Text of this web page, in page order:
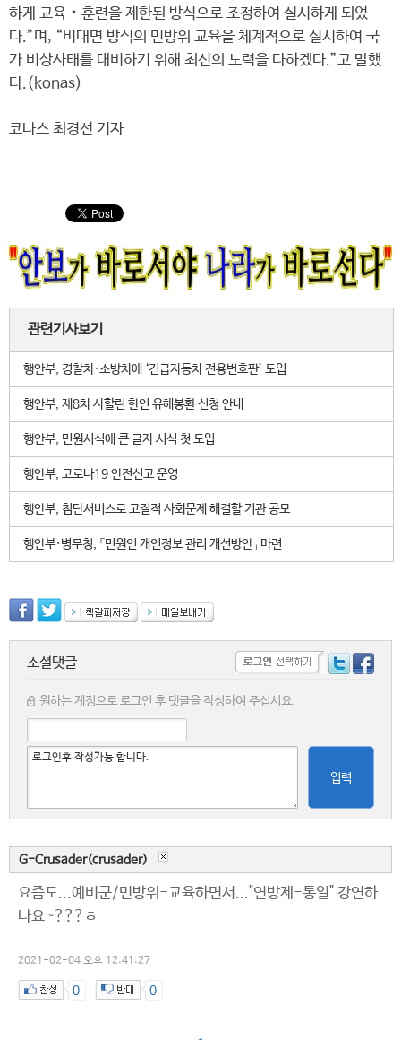
하게 교육‧훈련을 제한된 방식으로 조정하여 실시하게 되었
다.”며, “비대면 방식의 민방위 교육을 체계적으로 실시하여 국
가 비상사태를 대비하기 위해 최선의 노력을 다하겠다.”고 말했
다.(konas)
코나스 최경선 기자
관련기사보기
행안부, 경찰차·소방차에 ‘긴급자동차 전용번호판’ 도입
행안부, 제8차 사할린 한인 유해봉환 신청 안내
행안부, 민원서식에 큰 글자 서식 첫 도입
행안부, 코로나19 안전신고 운영
행안부, 첨단서비스로 고질적 사회문제 해결할 기관 공모
행안부·병무청, 「민원인 개인정보 관리 개선방안」 마련
소셜댓글
원하는 계정으로 로그인 후 댓글을 작성하여 주십시요.
입력
G-Crusader(crusader)
요즘도...예비군/민방위-교육하면서..."연방제-통일" 강연하
나요~???ㅎ
2021-02-04 오후 12:41:27
0 0